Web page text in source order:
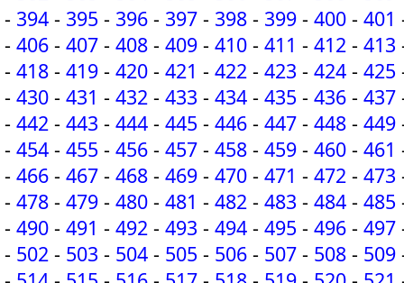
- 394 - 395 - 396 - 397 - 398 - 399 - 400 - 401
- 406 - 407 - 408 - 409 - 410 - 411 - 412 - 413
- 418 - 419 - 420 - 421 - 422 - 423 - 424 - 425
- 430 - 431 - 432 - 433 - 434 - 435 - 436 - 437
- 442 - 443 - 444 - 445 - 446 - 447 - 448 - 449
- 454 - 455 - 456 - 457 - 458 - 459 - 460 - 461
- 466 - 467 - 468 - 469 - 470 - 471 - 472 - 473
- 478 - 479 - 480 - 481 - 482 - 483 - 484 - 485
- 490 - 491 - 492 - 493 - 494 - 495 - 496 - 497
- 502 - 503 - 504 - 505 - 506 - 507 - 508 - 509